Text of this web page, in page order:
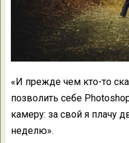
«И прежде чем кто-то
позволить себе
камеру: за свой я плачу
неделю».